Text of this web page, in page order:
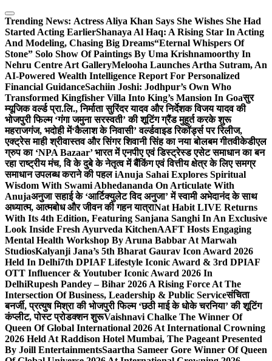
Skip
to
content
Trending News: Actress Aliya Khan Says She Wishes She Had
Started Acting EarlierShanaya Al Haq: A Rising Star In Acting
And Modeling, Chasing Big Dreams“Eternal Whispers Of
Stone” Solo Show Of Paintings By Uma Krishnamoorthy In
Nehru Centre Art GalleryMelooha Launches Artha Sutram, An
AI-Powered Wealth Intelligence Report For Personalized
Financial GuidanceSachiin Joshi: Jodhpur’s Own Who
Transformed Kingfisher Villa Into King’s Mansion In Goaसुर
म्यूजिक वर्ल्ड प्रा.लि., निर्माता सुरिंदर यादव और निर्देशक विजय यादव की
भोजपुरी फिल्म ‘गंगा जमुना सरस्वती’ की शूटिंग ग्रैंड मुहूर्त करके शुरू
महराजगंज, भदोही में‘कैलाश के निवासी’ वर्ल्डवाइड रिकॉर्ड्स पर रिलीज,
एक्ट्रेस माही श्रीवास्तव और सिंगर शिवानी सिंह का नया बोलबम गीतवीकेडीएल
ग्रुप का ‘NPA Bazaar’ भारत में एनपीए एवं डिस्ट्रेस्ड एसेट समाधान का बन
रहा राष्ट्रीय मंच, वि के दुबे के नेतृत्व में बैंकिंग एवं वित्तीय क्षेत्र के लिए समग्र
समाधान उपलब्ध कराने की पहल iAnuja Sahai Explores Spiritual
Wisdom With Swami Abhedananda On Articulate With
Anujaअनुजा सहाई के ‘आर्टिक्युलेट विद अनुजा’ में स्वामी अभेदानंद के साथ
अध्यात्म, आत्मबोध और जीवन की गहन यात्राNat Habit LIVE Returns
With Its 4th Edition, Featuring Sanjana Sanghi In An Exclusive
Look Inside Fresh Ayurveda KitchenAAFT Hosts Engaging
Mental Health Workshop By Aruna Babbar At Marwah
StudiosKalyanji Jana’s 5th Bharat Gaurav Icon Award 2026
Held In Delhi7th DPIAF Lifestyle Iconic Award & 3rd DPIAF
OTT Influencer & Youtuber Iconic Award 2026 In
DelhiRupesh Pandey – Bihar 2026 A Rising Force At The
Intersection Of Business, Leadership & Public Serviceसंचिता
बनर्जी, प्रत्युष मिश्रा की भोजपुरी फिल्म ‘छठी माई के धोके चरनिया’ की शूटिंग
कंप्लीट, पोस्ट प्रोडक्शन शुरूVaishnavi Chalke The Winner Of
Queen Of Global International 2026 At International Crowning
2026 Held At Raddison Hotel Mumbai, The Pageant Presented
By Joill EntertainmentsSaartha Sameer Gore Winner Of Queen